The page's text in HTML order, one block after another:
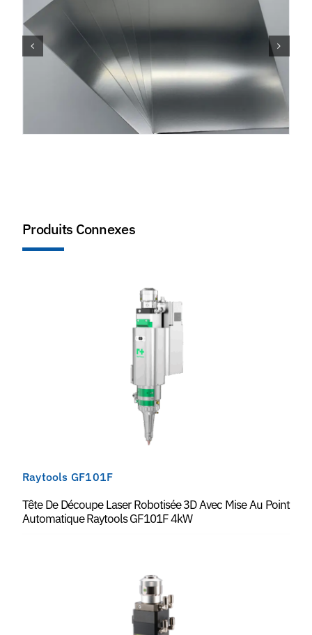
Produits Connexes
Raytools GF101F
Tête De Découpe Laser Robotisée 3D Avec Mise Au Point
Automatique Raytools GF101F 4kW